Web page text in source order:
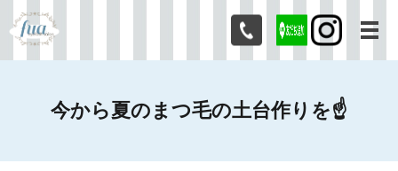
メ
今から夏のまつ毛の土台作りを☝️